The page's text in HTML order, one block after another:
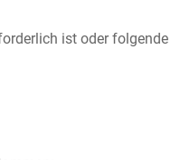
ist oder folgende